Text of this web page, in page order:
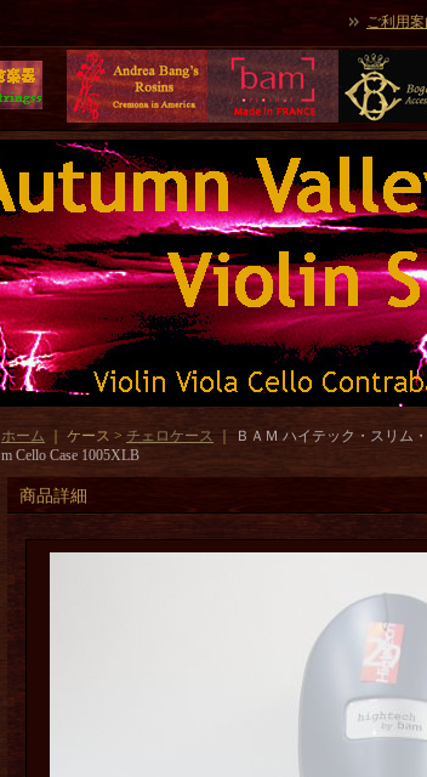
ご利用案
ホーム ｜ ケース > チェロケース
ＢＡＭ ハイテック・スリム
m Cello Case 1005XLB
商品詳細